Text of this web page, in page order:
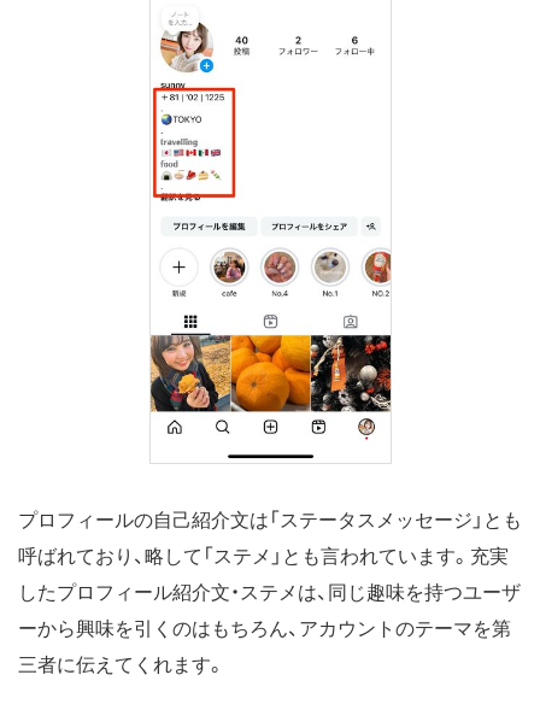
プロフィールの自己紹介文は「ステータスメッセージ」とも
呼ばれており、略して「ステメ」とも言われています。充実
したプロフィール紹介文・ステメは、同じ趣味を持つユーザ
ーから興味を引くのはもちろん、アカウントのテーマを第
三者に伝えてくれます。